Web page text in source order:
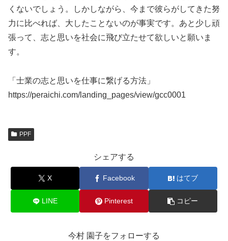
くないでしょう。しかしながら、今まで彼らがしてきた努
力に比べれば、大したことないのが事実です。あと少し頑
張って、志と思いを社会に飛び立たせて欲しいと願いま
す。
「士業の志と思いを仕事に繋げる方法」
https://peraichi.com/landing_pages/view/gcc0001
PPF
シェアする
X Facebook はてブ
LINE Pinterest コピー
今村 園子をフォローする